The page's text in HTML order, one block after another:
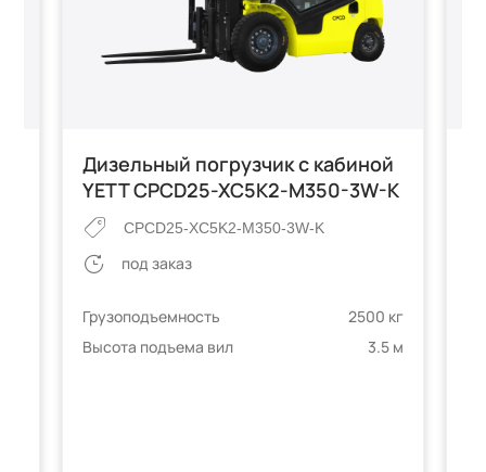
Дизельный погрузчик с кабиной
YETT CPCD25-XC5K2-M350-3W-K
CPCD25-XC5K2-M350-3W-K
под заказ
Грузоподъемность
2500 кг
Высота подъема вил
3.5 м